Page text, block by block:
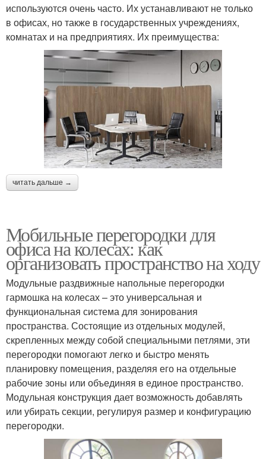
используются очень часто. Их устанавливают не только
в офисах, но также в государственных учреждениях,
комнатах и на предприятиях. Их преимущества:
читать дальше →
Мобильные перегородки для
офиса на колесах: как
организовать пространство на ходу
Модульные раздвижные напольные перегородки
гармошка на колесах – это универсальная и
функциональная система для зонирования
пространства. Состоящие из отдельных модулей,
скрепленных между собой специальными петлями, эти
перегородки помогают легко и быстро менять
планировку помещения, разделяя его на отдельные
рабочие зоны или объединяя в единое пространство.
Модульная конструкция дает возможность добавлять
или убирать секции, регулируя размер и конфигурацию
перегородки.